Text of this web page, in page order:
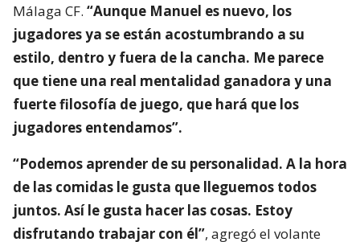
Málaga CF. “Aunque Manuel es nuevo, los
jugadores ya se están acostumbrando a su
estilo, dentro y fuera de la cancha. Me parece
que tiene una real mentalidad ganadora y una
fuerte filosofía de juego, que hará que los
jugadores entendamos”.
“Podemos aprender de su personalidad. A la hora
de las comidas le gusta que lleguemos todos
juntos. Así le gusta hacer las cosas. Estoy
disfrutando trabajar con él”, agregó el volante